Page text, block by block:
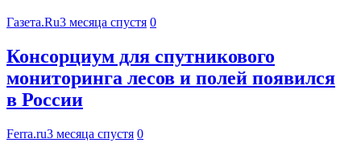
Газета.Ru3 месяца спустя 0
Консорциум для спутникового
мониторинга лесов и полей появился
в России
Ferra.ru3 месяца спустя 0